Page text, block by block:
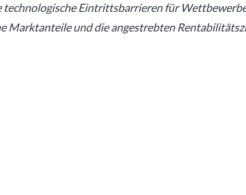
technologische Eintrittsbarrieren für
Marktanteile und die angestrebten